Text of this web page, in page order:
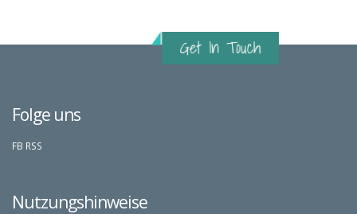
Folge uns
FB RSS
Nutzungshinweise